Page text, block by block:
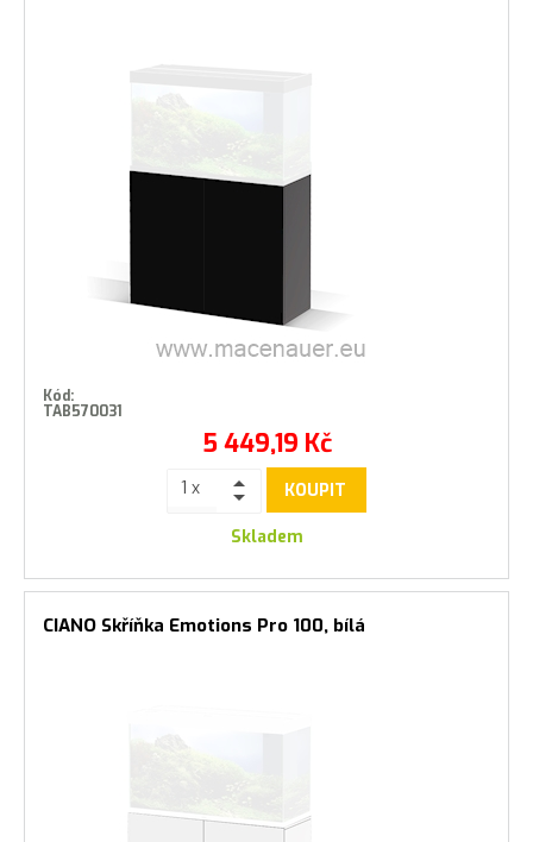
Kód:
TAB570031
5 449,19 Kč
KOUPIT
Skladem
CIANO Skříňka Emotions Pro 100, bílá